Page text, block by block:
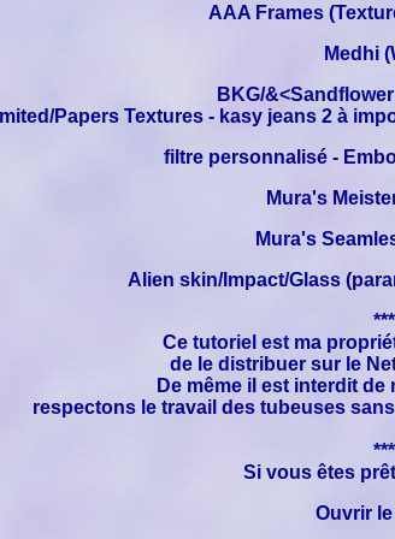
AAA Frames
Medhi
BKG/
Papers Textures - kasy jeans 2 à
filtre personnalisé -
Mura's
Mura's
Alien skin/Impact/Glass
Ce tutoriel est ma
de le distribuer sur le
De même il est interdit
respectons le travail des tubeuses
Si vous êtes
Ouvrir